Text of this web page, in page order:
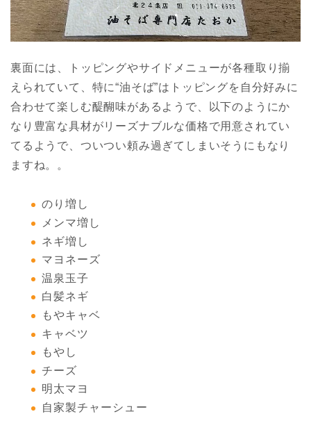
裏面には、トッピングやサイドメニューが各種取り揃
えられていて、特に“油そば”はトッピングを自分好みに
合わせて楽しむ醍醐味があるようで、以下のようにか
なり豊富な具材がリーズナブルな価格で用意されてい
てるようで、ついつい頼み過ぎてしまいそうにもなり
ますね。。
のり増し
メンマ増し
ネギ増し
マヨネーズ
温泉玉子
白髪ネギ
もやキャベ
キャベツ
もやし
チーズ
明太マヨ
自家製チャーシュー